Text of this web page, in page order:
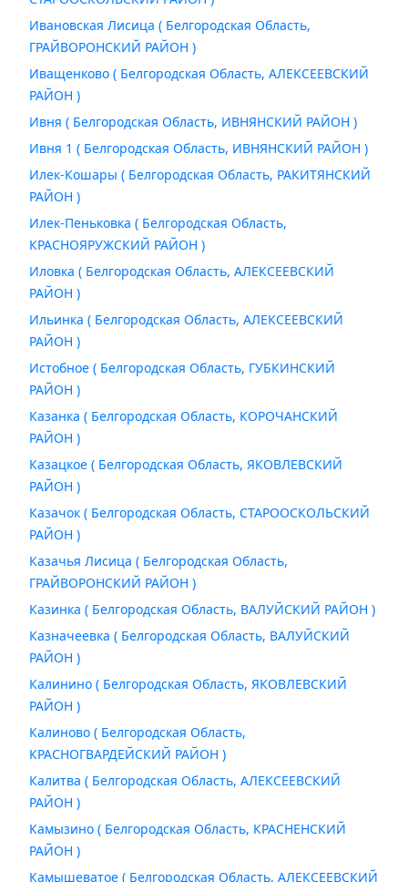
Ивановская Лисица ( Белгородская Область,
ГРАЙВОРОНСКИЙ РАЙОН )
Иващенково ( Белгородская Область, АЛЕКСЕЕВСКИЙ
РАЙОН )
Ивня ( Белгородская Область, ИВНЯНСКИЙ РАЙОН )
Ивня 1 ( Белгородская Область, ИВНЯНСКИЙ РАЙОН )
Илек-Кошары ( Белгородская Область, РАКИТЯНСКИЙ
РАЙОН )
Илек-Пеньковка ( Белгородская Область,
КРАСНОЯРУЖСКИЙ РАЙОН )
Иловка ( Белгородская Область, АЛЕКСЕЕВСКИЙ
РАЙОН )
Ильинка ( Белгородская Область, АЛЕКСЕЕВСКИЙ
РАЙОН )
Истобное ( Белгородская Область, ГУБКИНСКИЙ
РАЙОН )
Казанка ( Белгородская Область, КОРОЧАНСКИЙ
РАЙОН )
Казацкое ( Белгородская Область, ЯКОВЛЕВСКИЙ
РАЙОН )
Казачок ( Белгородская Область, СТАРООСКОЛЬСКИЙ
РАЙОН )
Казачья Лисица ( Белгородская Область,
ГРАЙВОРОНСКИЙ РАЙОН )
Казинка ( Белгородская Область, ВАЛУЙСКИЙ РАЙОН )
Казначеевка ( Белгородская Область, ВАЛУЙСКИЙ
РАЙОН )
Калинино ( Белгородская Область, ЯКОВЛЕВСКИЙ
РАЙОН )
Калиново ( Белгородская Область,
КРАСНОГВАРДЕЙСКИЙ РАЙОН )
Калитва ( Белгородская Область, АЛЕКСЕЕВСКИЙ
РАЙОН )
Камызино ( Белгородская Область, КРАСНЕНСКИЙ
РАЙОН )
Камышеватое ( Белгородская Область, АЛЕКСЕЕВСКИЙ